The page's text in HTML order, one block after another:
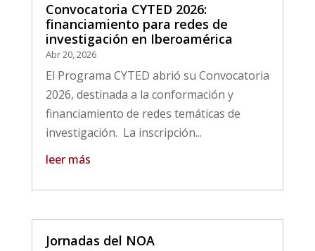
Convocatoria CYTED 2026:
financiamiento para redes de
investigación en Iberoamérica
Abr 20, 2026
El Programa CYTED abrió su Convocatoria
2026, destinada a la conformación y
financiamiento de redes temáticas de
investigación. La inscripción...
leer más
Jornadas del NOA